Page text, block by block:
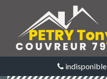
indisponible